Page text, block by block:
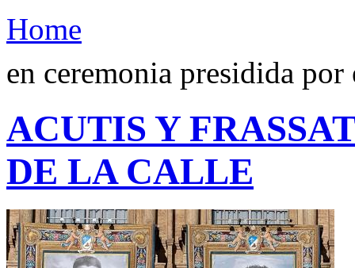
Home
en ceremonia presidida por
ACUTIS Y
DE LA CALLE